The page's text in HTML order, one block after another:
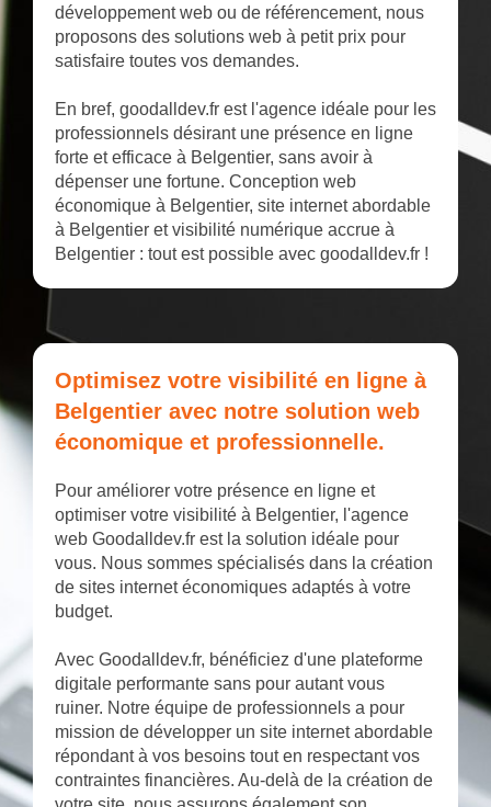
développement web ou de référencement, nous
proposons des solutions web à petit prix pour
satisfaire toutes vos demandes.
En bref, goodalldev.fr est l'agence idéale pour les
professionnels désirant une présence en ligne
forte et efficace à Belgentier, sans avoir à
dépenser une fortune. Conception web
économique à Belgentier, site internet abordable
à Belgentier et visibilité numérique accrue à
Belgentier : tout est possible avec goodalldev.fr !
Optimisez votre visibilité en ligne à
Belgentier avec notre solution web
économique et professionnelle.
Pour améliorer votre présence en ligne et
optimiser votre visibilité à Belgentier, l'agence
web Goodalldev.fr est la solution idéale pour
vous. Nous sommes spécialisés dans la création
de sites internet économiques adaptés à votre
budget.
Avec Goodalldev.fr, bénéficiez d'une plateforme
digitale performante sans pour autant vous
ruiner. Notre équipe de professionnels a pour
mission de développer un site internet abordable
répondant à vos besoins tout en respectant vos
contraintes financières. Au-delà de la création de